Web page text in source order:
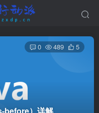
before）详解
0 489 5